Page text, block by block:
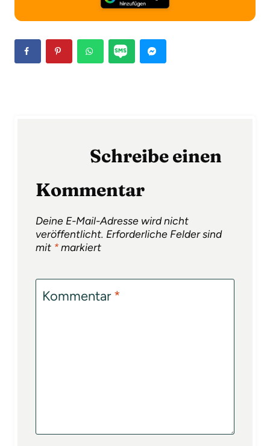
Schreibe einen
Kommentar
Deine E-Mail-Adresse wird nicht
veröffentlicht. Erforderliche Felder sind
mit *markiert
Kommentar*